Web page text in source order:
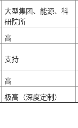
大型集团、能源、科
研院所
高
支持
高
极高（深度定制）